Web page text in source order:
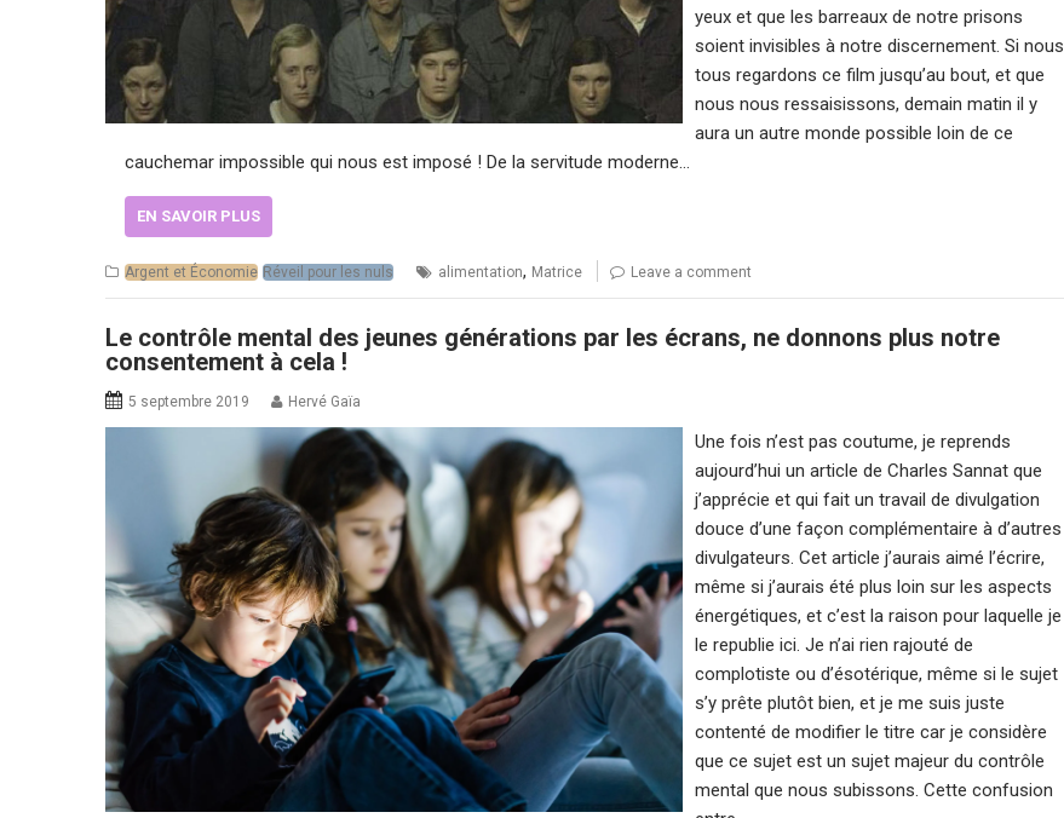
yeux et que les barreaux de notre prisons
soient invisibles à notre discernement. Si nous
tous regardons ce film jusqu’au bout, et que
nous nous ressaisissons, demain matin il y
aura un autre monde possible loin de ce
cauchemar impossible qui nous est imposé ! De la servitude moderne…
EN SAVOIR PLUS
Argent et Économie Réveil pour les nuls alimentation, Matrice Leave a comment
Le contrôle mental des jeunes générations par les écrans, ne donnons plus notre
consentement à cela !
5 septembre 2019 Hervé Gaïa
Une fois n’est pas coutume, je reprends
aujourd’hui un article de Charles Sannat que
j’apprécie et qui fait un travail de divulgation
douce d’une façon complémentaire à d’autres
divulgateurs. Cet article j’aurais aimé l’écrire,
même si j’aurais été plus loin sur les aspects
énergétiques, et c’est la raison pour laquelle je
le republie ici. Je n’ai rien rajouté de
complotiste ou d’ésotérique, même si le sujet
s’y prête plutôt bien, et je me suis juste
contenté de modifier le titre car je considère
que ce sujet est un sujet majeur du contrôle
mental que nous subissons. Cette confusion